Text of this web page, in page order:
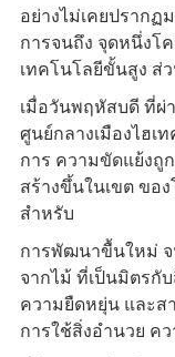
อย่างไม่เคยปรากฏ
การจนถึง จุดหนึ่งโ
เทคโนโลยีขั้นสูง ส่
เมื่อวันพฤหัสบดี ที่ผ่
ศูนย์กลางเมืองไฮเ
การ ความขัดแย้งถู
สร้างขึ้นในเขต ขอ
สำหรับ
การพัฒนาขื้นใหม่ จ
จากไม้ ที่เป็นมิตรกั
ความยืดหยุ่น และส
การใช้สิ่งอำนวย ค